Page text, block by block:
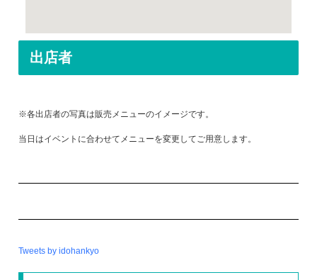
出店者
※各出店者の写真は販売メニューのイメージです。
当日はイベントに合わせてメニューを変更してご用意します。
Tweets by idohankyo